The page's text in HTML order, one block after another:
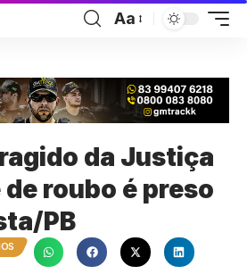
Aa
da Justiça
roubo é preso
PB